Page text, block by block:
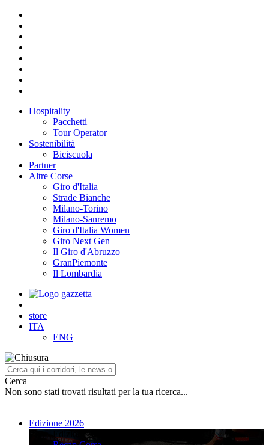
Hospitality
Pacchetti
Tour Operator
Sostenibilità
Biciscuola
Partner
Altre Corse
Giro d'Italia
Strade Bianche
Milano-Torino
Milano-Sanremo
Giro d'Italia Women
Giro Next Gen
Il Giro d'Abruzzo
GranPiemonte
Il Lombardia
store
ITA
ENG
Cerca
Non sono stati trovati risultati per la tua ricerca...
Edizione 2026
Edizione 2026